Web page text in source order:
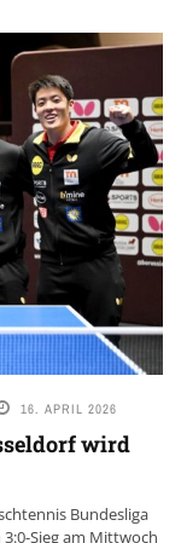
16. APRIL 2026
wird
Bundesliga
Sieg am Mittwoch